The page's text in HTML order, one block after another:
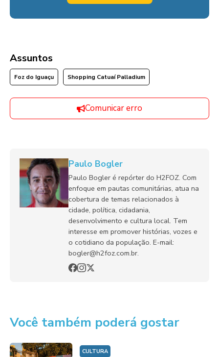
Assuntos
Foz do Iguaçu Shopping Catuaí Palladium
Comunicar erro
Paulo Bogler
Paulo Bogler é repórter do H2FOZ. Com
enfoque em pautas comunitárias, atua na
cobertura de temas relacionados à
cidade, política, cidadania,
desenvolvimento e cultura local. Tem
interesse em promover histórias, vozes e
o cotidiano da população. E-mail:
bogler@h2foz.com.br.
Você também poderá gostar
CULTURA